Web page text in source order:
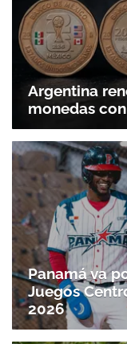
Argentina
monedas
Panamá va
Juegos
2026